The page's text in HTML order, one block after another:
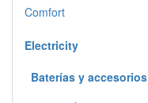
Comfort
Electricity
Baterías y accesorios